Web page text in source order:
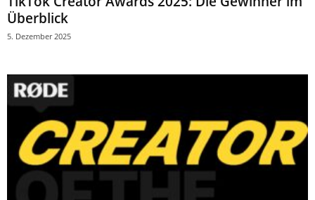
Überblick
5. Dezember 2025